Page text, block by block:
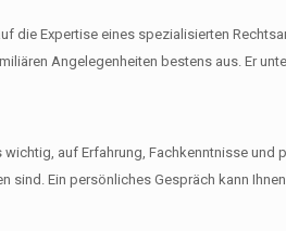
die Expertise eines spezialisierten
Angelegenheiten bestens aus. Er
auf Erfahrung, Fachkenntnisse
sind. Ein persönliches Gespräch kann